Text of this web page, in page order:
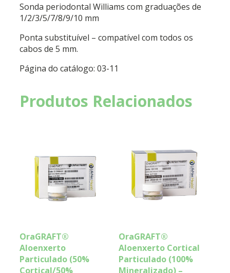
Sonda periodontal Williams com graduações de
1/2/3/5/7/8/9/10 mm
Ponta substituível – compatível com todos os
cabos de 5 mm.
Página do catálogo: 03-11
Produtos Relacionados
OraGRAFT®
Aloenxerto
Particulado (50%
Cortical/50%
OraGRAFT®
Aloenxerto Cortical
Particulado (100%
Mineralizado) –